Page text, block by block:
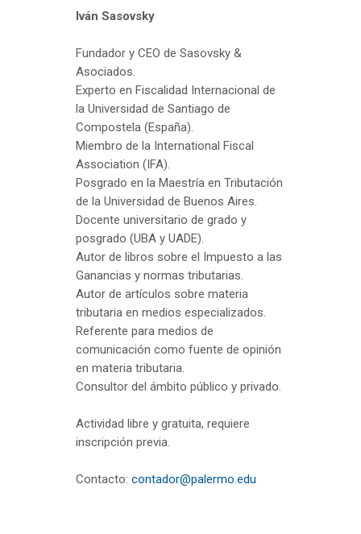
Iván Sasovsky
Fundador y CEO de Sasovsky &
Asociados.
Experto en Fiscalidad Internacional de
la Universidad de Santiago de
Compostela (España).
Miembro de la International Fiscal
Association (IFA).
Posgrado en la Maestría en Tributación
de la Universidad de Buenos Aires.
Docente universitario de grado y
posgrado (UBA y UADE).
Autor de libros sobre el Impuesto a las
Ganancias y normas tributarias.
Autor de artículos sobre materia
tributaria en medios especializados.
Referente para medios de
comunicación como fuente de opinión
en materia tributaria.
Consultor del ámbito público y privado.
Actividad libre y gratuita, requiere
inscripción previa.
Contacto: contador@palermo.edu